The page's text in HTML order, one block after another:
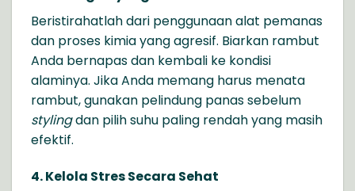
Beristirahatlah dari penggunaan alat pemanas
dan proses kimia yang agresif. Biarkan rambut
Anda bernapas dan kembali ke kondisi
alaminya. Jika Anda memang harus menata
rambut, gunakan pelindung panas sebelum
stylingdan pilih suhu paling rendah yang masih
efektif.
4. Kelola Stres Secara Sehat